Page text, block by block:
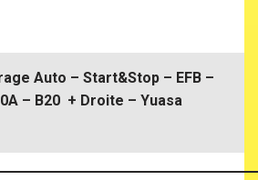
Auto – Start&Stop – EFB –
– B20 + Droite – Yuasa